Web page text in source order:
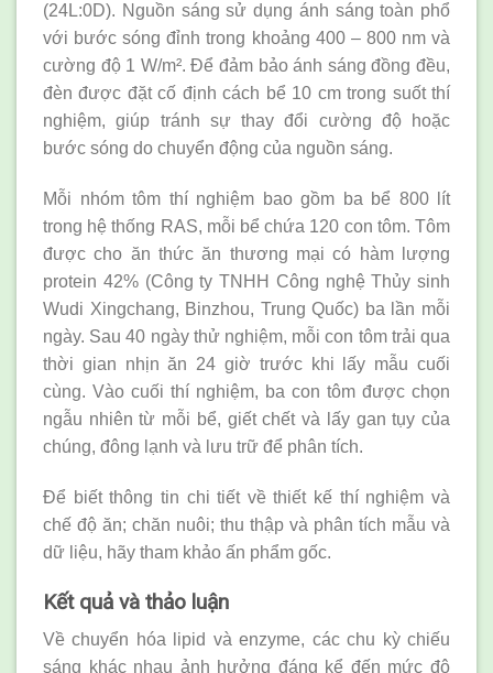
(24L:0D). Nguồn sáng sử dụng ánh sáng toàn phổ
với bước sóng đỉnh trong khoảng 400 – 800 nm và
cường độ 1 W/m². Để đảm bảo ánh sáng đồng đều,
đèn được đặt cố định cách bể 10 cm trong suốt thí
nghiệm, giúp tránh sự thay đổi cường độ hoặc
bước sóng do chuyển động của nguồn sáng.
Mỗi nhóm tôm thí nghiệm bao gồm ba bể 800 lít
trong hệ thống RAS, mỗi bể chứa 120 con tôm. Tôm
được cho ăn thức ăn thương mại có hàm lượng
protein 42% (Công ty TNHH Công nghệ Thủy sinh
Wudi Xingchang, Binzhou, Trung Quốc) ba lần mỗi
ngày. Sau 40 ngày thử nghiệm, mỗi con tôm trải qua
thời gian nhịn ăn 24 giờ trước khi lấy mẫu cuối
cùng. Vào cuối thí nghiệm, ba con tôm được chọn
ngẫu nhiên từ mỗi bể, giết chết và lấy gan tụy của
chúng, đông lạnh và lưu trữ để phân tích.
Để biết thông tin chi tiết về thiết kế thí nghiệm và
chế độ ăn; chăn nuôi; thu thập và phân tích mẫu và
dữ liệu, hãy tham khảo ấn phẩm gốc.
Kết quả và thảo luận
Về chuyển hóa lipid và enzyme, các chu kỳ chiếu
sáng khác nhau ảnh hưởng đáng kể đến mức độ